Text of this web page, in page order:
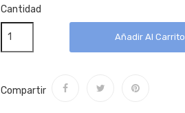
Cantidad
Añadir Al Carrito
Compartir